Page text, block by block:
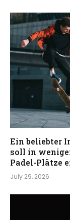
Ein beliebter
soll in
Padel-Plätze
July 29, 2026